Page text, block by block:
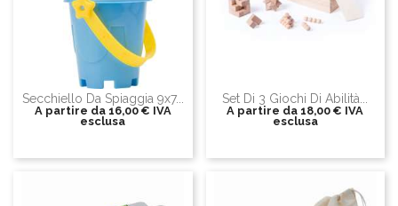
Secchiello Da Spiaggia 9x7...
A partire da 16,00 € IVA
esclusa
Set Di 3 Giochi Di Abilità...
A partire da 18,00 € IVA
esclusa